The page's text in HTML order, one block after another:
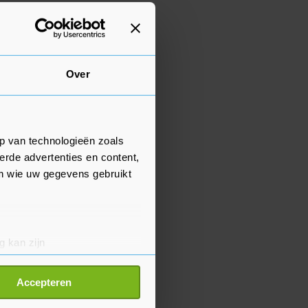
Over
van technologieën zoals
advertenties en content,
wie uw gegevens gebruikt
kan zijn
detailgedeelte
Accepteren